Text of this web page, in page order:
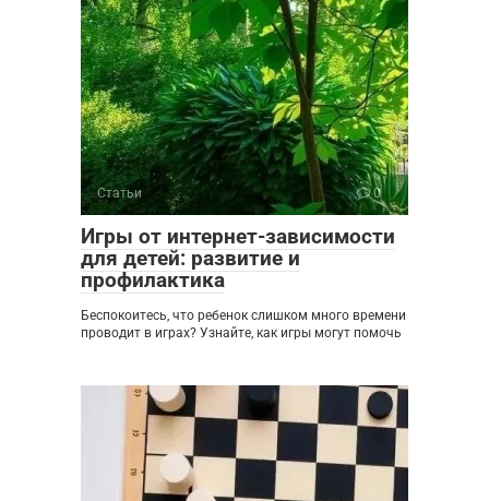
Статьи 0
Игры от интернет-зависимости
для детей: развитие и
профилактика
Беспокоитесь, что ребенок слишком много времени
проводит в играх? Узнайте, как игры могут помочь